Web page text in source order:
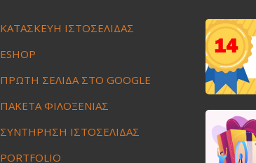
ΚΑΤΑΣΚΕΥΗ ΙΣΤΟΣΕΛΙΔΑΣ
ESHOP
ΠΡΩΤΗ ΣΕΛΙΔΑ ΣΤΟ GOOGLE
ΠΑΚΕΤΑ ΦΙΛΟΞΕΝΙΑΣ
ΣΥΝΤΗΡΗΣΗ ΙΣΤΟΣΕΛΙΔΑΣ
PORTFOLIO